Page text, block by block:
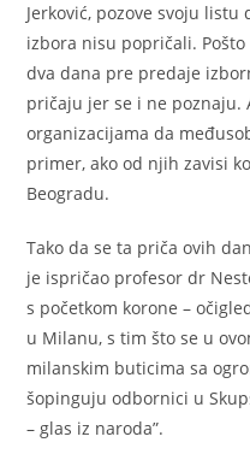
Jerković, pozove svoju
izbora nisu popričali.
dva dana pre predaje
pričaju jer se i ne
organizacijama da
primer, ako od njih zavisi
Beogradu.
Tako da se ta priča ovih
je ispričao profesor dr
s početkom korone –
u Milanu, s tim što se u
milanskim buticima sa
šopinguju odbornici u
– glas iz naroda”.